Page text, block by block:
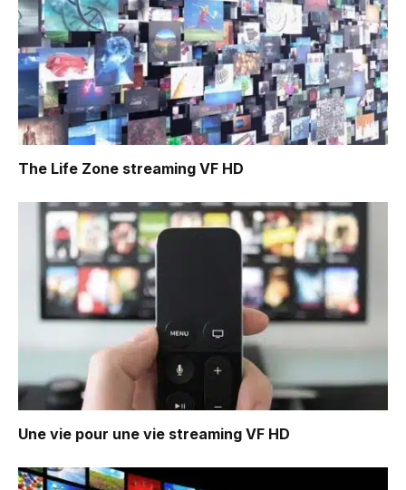
The Life Zone streaming VF HD
Une vie pour une vie streaming VF HD